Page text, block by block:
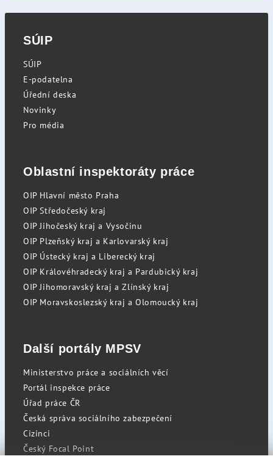
SÚIP
SÚIP
E-podatelna
Úřední deska
Novinky
Pro média
Oblastní inspektoráty práce
OIP Hlavní město Praha
OIP Středočeský kraj
OIP Jihočeský kraj a Vysočinu
OIP Plzeňský kraj a Karlovarský kraj
OIP Ústecký kraj a Liberecký kraj
OIP Královéhradecký kraj a Pardubický kraj
OIP Jihomoravský kraj a Zlínský kraj
OIP Moravskoslezský kraj a Olomoucký kraj
Další portály MPSV
Ministerstvo práce a sociálních věcí
Portál inspekce práce
Úřad práce ČR
Česká správa sociálního zabezpečení
Cizinci
Český Focal Point